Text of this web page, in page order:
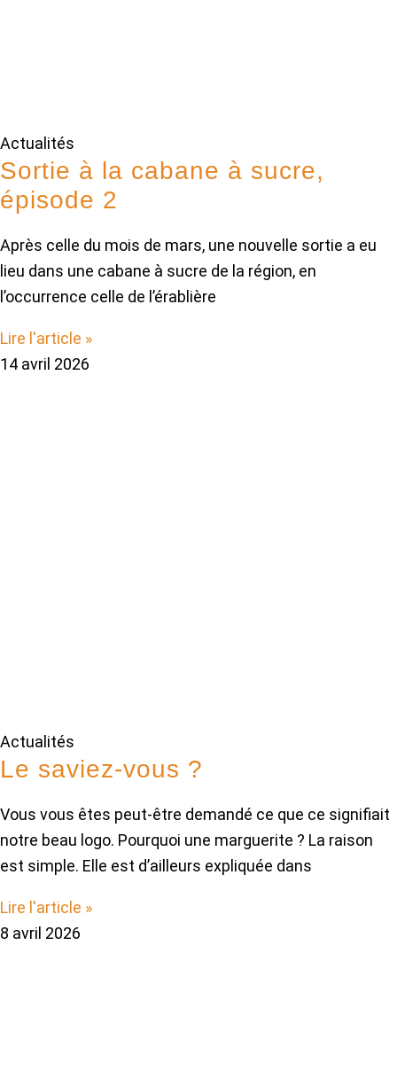
Actualités
Sortie à la cabane à sucre,
épisode 2
Après celle du mois de mars, une nouvelle sortie a eu
lieu dans une cabane à sucre de la région, en
l’occurrence celle de l’érablière
Lire l'article »
14 avril 2026
Actualités
Le saviez-vous ?
Vous vous êtes peut-être demandé ce que ce signifiait
notre beau logo. Pourquoi une marguerite ? La raison
est simple. Elle est d’ailleurs expliquée dans
Lire l'article »
8 avril 2026